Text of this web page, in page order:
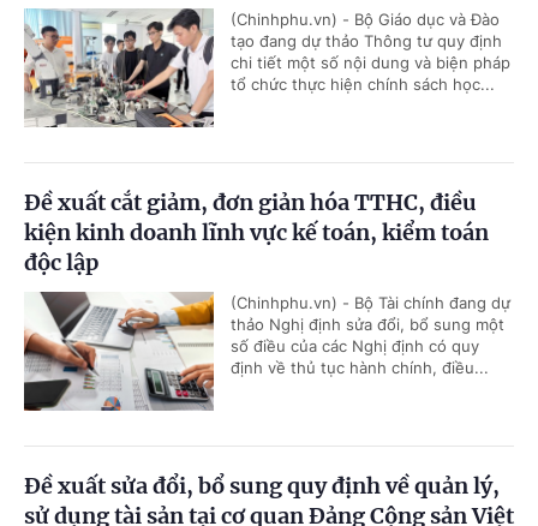
(Chinhphu.vn) - Bộ Giáo dục và Đào
tạo đang dự thảo Thông tư quy định
chi tiết một số nội dung và biện pháp
tổ chức thực hiện chính sách học...
Đề xuất cắt giảm, đơn giản hóa TTHC, điều
kiện kinh doanh lĩnh vực kế toán, kiểm toán
độc lập
(Chinhphu.vn) - Bộ Tài chính đang dự
thảo Nghị định sửa đổi, bổ sung một
số điều của các Nghị định có quy
định về thủ tục hành chính, điều...
Đề xuất sửa đổi, bổ sung quy định về quản lý,
sử dụng tài sản tại cơ quan Đảng Cộng sản Việt